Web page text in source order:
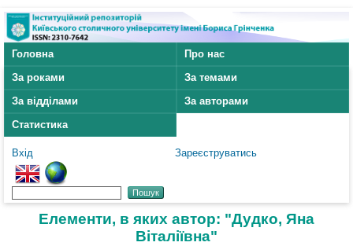
Головна
Про нас
За роками
За темами
За відділами
За авторами
Статистика
Вхід Зареєструватись
Елементи, в яких автор: "Дудко, Яна
Віталіївна"